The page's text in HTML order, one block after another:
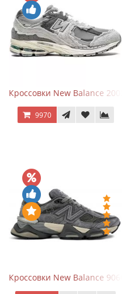
Кроссовки New Balance
9970
Кроссовки New Balance 9060